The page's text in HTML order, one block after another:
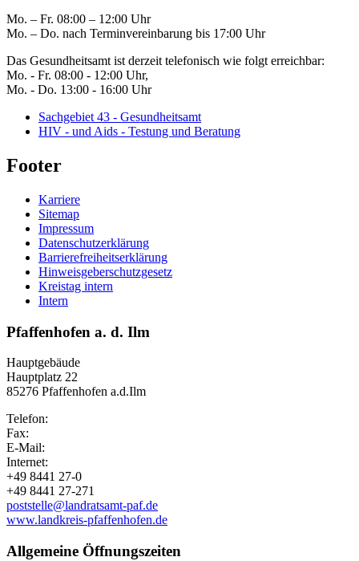
Mo. – Fr. 08:00 – 12:00 Uhr
Mo. – Do. nach Terminvereinbarung bis 17:00 Uhr
Das Gesundheitsamt ist derzeit telefonisch wie folgt erreichbar:
Mo. - Fr. 08:00 - 12:00 Uhr,
Mo. - Do. 13:00 - 16:00 Uhr
Sachgebiet 43 - Gesundheitsamt
HIV - und Aids - Testung und Beratung
Footer
Karriere
Sitemap
Impressum
Datenschutzerklärung
Barrierefreiheitserklärung
Hinweisgeberschutzgesetz
Kreistag intern
Intern
Pfaffenhofen a. d. Ilm
Hauptgebäude
Hauptplatz 22
85276 Pfaffenhofen a.d.Ilm
Telefon:
Fax:
E-Mail:
Internet:
+49 8441 27-0
+49 8441 27-271
poststelle@landratsamt-paf.de
www.landkreis-pfaffenhofen.de
Allgemeine Öffnungszeiten